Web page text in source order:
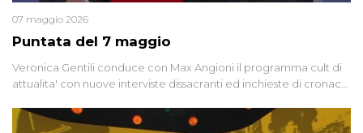
Puntata del 7 maggio
07 maggio 2026
Veronica Gentili conduce con Max Angioni il programma cult di
attualita' con nuove interviste dissacranti ed inchieste di cronaca